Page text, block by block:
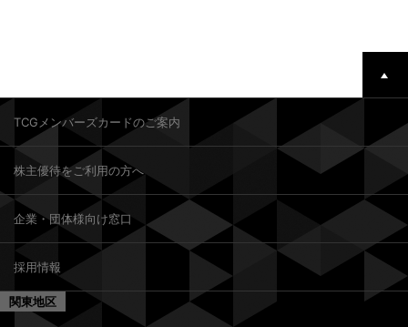
TCGメンバーズカードのご案内
株主優待をご利用の方へ
企業・団体様向け窓口
採用情報
関東地区